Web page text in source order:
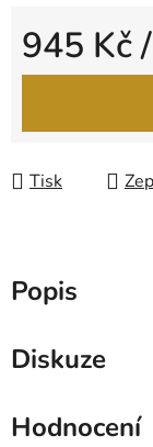
945 Kč
Měrná cena:
Tisk
Popis
Diskuze
Hodnocení